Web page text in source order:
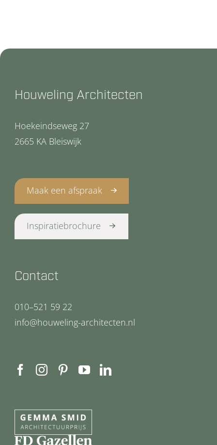
Houweling Architecten
Hoekeindseweg 27
2665 KA Bleiswijk
Maak een afspraak
Inspiratiebrochure
Contact
010–521 59 22
info@houweling-architecten.nl